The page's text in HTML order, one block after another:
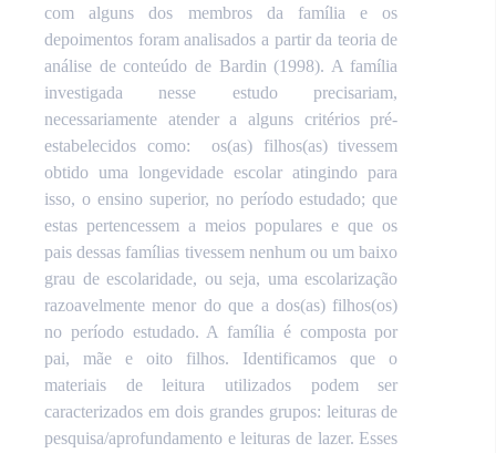
com alguns dos membros da família e os
depoimentos foram analisados a partir da teoria de
análise de conteúdo de Bardin (1998). A família
investigada nesse estudo precisariam,
necessariamente atender a alguns critérios pré-
estabelecidos como:
os(as) filhos(as) tivessem
obtido uma longevidade escolar atingindo para
isso, o ensino superior, no período estudado; que
estas pertencessem a meios populares e que os
pais dessas famílias tivessem nenhum ou um baixo
grau de escolaridade, ou seja, uma escolarização
razoavelmente menor do que a dos(as) filhos(os)
no período estudado. A família é composta por
pai, mãe e oito filhos. Identificamos que o
materiais de leitura utilizados podem ser
caracterizados em dois grandes grupos: leituras de
pesquisa/aprofundamento e leituras de lazer. Esses